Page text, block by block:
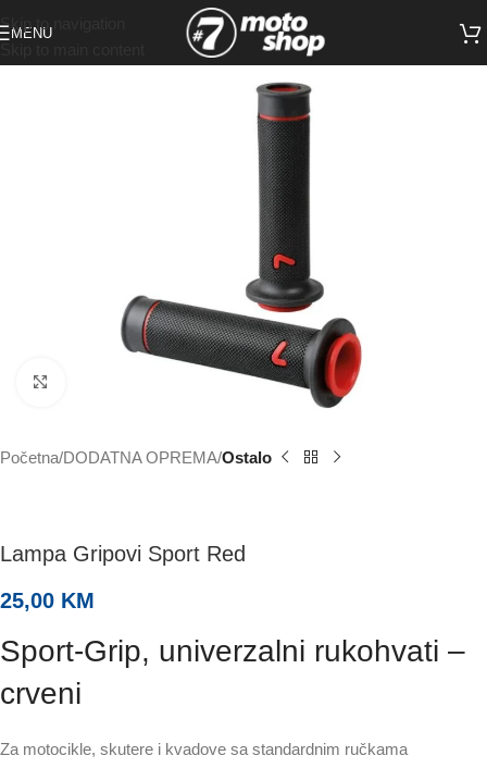
Skip to navigation
MENU
Početna DODATNA OPREMA Ostalo
Lampa Gripovi Sport Red
25,00 KM
Sport-Grip, univerzalni rukohvati –
crveni
Za motocikle, skutere i kvadove sa standardnim ručkama